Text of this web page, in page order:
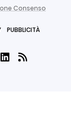
Consenso
PUBBLICITÀ